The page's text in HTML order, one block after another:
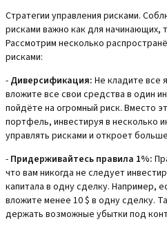
Стратегии управления рисками.
рисками важно как для начинающих,
Рассмотрим несколько
рисками:
- Диверсификация: Не кладите все
вложите все свои средства в один
пойдёте на огромный риск. Вместо
портфель, инвестируя в несколько
управлять рисками и откроет
- Придерживайтесь правила 1%:
что вам никогда не следует
капитала в одну сделку. Например,
вложите менее 10 $ в одну сделку.
держать возможные убытки под